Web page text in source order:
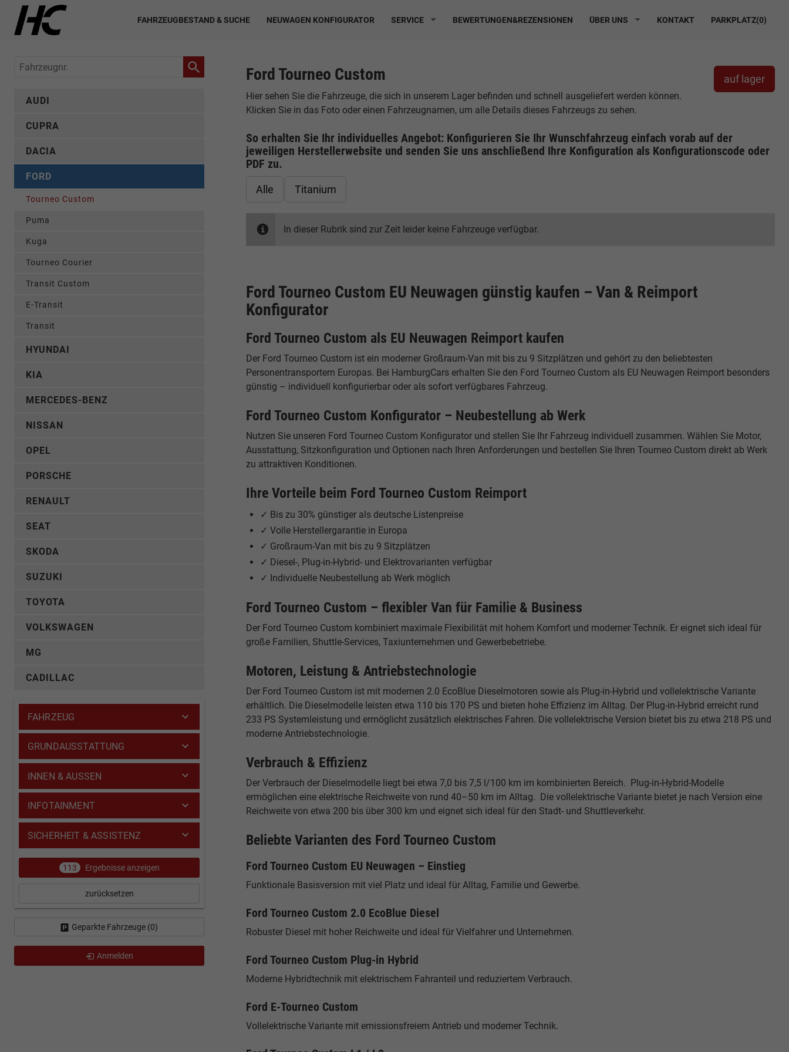
FAHRZEUGBESTAND & SUCHE NEUWAGEN KONFIGURATOR SERVICE BEWERTUNGEN&REZENSIONEN ÜBER UNS KONTAKT PARKPLATZ(0)
auf lager
Ford Tourneo Custom
Hier sehen Sie die Fahrzeuge, die sich in unserem Lager befinden und schnell ausgeliefert werden können.
Klicken Sie in das Foto oder einen Fahrzeugnamen, um alle Details dieses Fahrzeugs zu sehen.
So erhalten Sie Ihr individuelles Angebot: Konfigurieren Sie Ihr Wunschfahrzeug einfach vorab auf der
jeweiligen Herstellerwebsite und senden Sie uns anschließend Ihre Konfiguration als Konfigurationscode oder
PDF zu.
Alle Titanium
In dieser Rubrik sind zur Zeit leider keine Fahrzeuge verfügbar.
Ford Tourneo Custom EU Neuwagen günstig kaufen – Van & Reimport
Konfigurator
Ford Tourneo Custom als EU Neuwagen Reimport kaufen
Der Ford Tourneo Custom ist ein moderner Großraum-Van mit bis zu 9 Sitzplätzen und gehört zu den beliebtesten
Personentransportern Europas. Bei HamburgCars erhalten Sie den Ford Tourneo Custom als EU Neuwagen Reimport besonders
günstig – individuell konfigurierbar oder als sofort verfügbares Fahrzeug.
Ford Tourneo Custom Konfigurator – Neubestellung ab Werk
Nutzen Sie unseren Ford Tourneo Custom Konfigurator und stellen Sie Ihr Fahrzeug individuell zusammen. Wählen Sie Motor,
Ausstattung, Sitzkonfiguration und Optionen nach Ihren Anforderungen und bestellen Sie Ihren Tourneo Custom direkt ab Werk
zu attraktiven Konditionen.
Ihre Vorteile beim Ford Tourneo Custom Reimport
✓ Bis zu 30% günstiger als deutsche Listenpreise
✓ Volle Herstellergarantie in Europa
✓ Großraum-Van mit bis zu 9 Sitzplätzen
✓ Diesel-, Plug-in-Hybrid- und Elektrovarianten verfügbar
✓ Individuelle Neubestellung ab Werk möglich
Ford Tourneo Custom – flexibler Van für Familie & Business
Der Ford Tourneo Custom kombiniert maximale Flexibilität mit hohem Komfort und moderner Technik. Er eignet sich ideal für
große Familien, Shuttle-Services, Taxiunternehmen und Gewerbebetriebe.
Motoren, Leistung & Antriebstechnologie
Der Ford Tourneo Custom ist mit modernen 2.0 EcoBlue Dieselmotoren sowie als Plug-in-Hybrid und vollelektrische Variante
erhältlich. Die Dieselmodelle leisten etwa 110 bis 170 PS und bieten hohe Effizienz im Alltag. Der Plug-in-Hybrid erreicht rund
233 PS Systemleistung und ermöglicht zusätzlich elektrisches Fahren. Die vollelektrische Version bietet bis zu etwa 218 PS und
moderne Antriebstechnologie.
Verbrauch & Effizienz
Der Verbrauch der Dieselmodelle liegt bei etwa 7,0 bis 7,5 l/100 km im kombinierten Bereich. Plug-in-Hybrid-Modelle
ermöglichen eine elektrische Reichweite von rund 40–50 km im Alltag. Die vollelektrische Variante bietet je nach Version eine
Reichweite von etwa 200 bis über 300 km und eignet sich ideal für den Stadt- und Shuttleverkehr.
Beliebte Varianten des Ford Tourneo Custom
Ford Tourneo Custom EU Neuwagen – Einstieg
Funktionale Basisversion mit viel Platz und ideal für Alltag, Familie und Gewerbe.
Ford Tourneo Custom 2.0 EcoBlue Diesel
Robuster Diesel mit hoher Reichweite und ideal für Vielfahrer und Unternehmen.
Ford Tourneo Custom Plug-in Hybrid
Moderne Hybridtechnik mit elektrischem Fahranteil und reduziertem Verbrauch.
Ford E-Tourneo Custom
Vollelektrische Variante mit emissionsfreiem Antrieb und moderner Technik.
Fahrzeugnr.
AUDI
CUPRA
DACIA
FORD
Tourneo Custom
Puma
Kuga
Tourneo Courier
Transit Custom
E-Transit
Transit
HYUNDAI
KIA
MERCEDES-BENZ
NISSAN
OPEL
PORSCHE
RENAULT
SEAT
SKODA
SUZUKI
TOYOTA
VOLKSWAGEN
MG
CADILLAC
FAHRZEUG
GRUNDAUSSTATTUNG
INNEN & AUSSEN
INFOTAINMENT
SICHERHEIT & ASSISTENZ
113 Ergebnisse anzeigen
zurücksetzen
Geparkte Fahrzeuge (0)
Anmelden